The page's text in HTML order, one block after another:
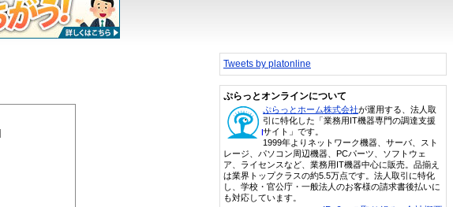
Tweets by platonline
ぷらっとオンラインについて
ぷらっとホーム株式会社が運用する、法人取
引に特化した「業務用IT機器専門の調達支援
サイト」です。
1999年よりネットワーク機器、サーバ、スト
レージ、パソコン周辺機器、PCパーツ、ソフトウェ
ア、ライセンスなど、業務用IT機器中心に販売。品揃え
は業界トップクラスの約5.5万点です。法人取引に特化
し、学校・官公庁・一般法人のお客様の請求書後払いに
も対応しています。